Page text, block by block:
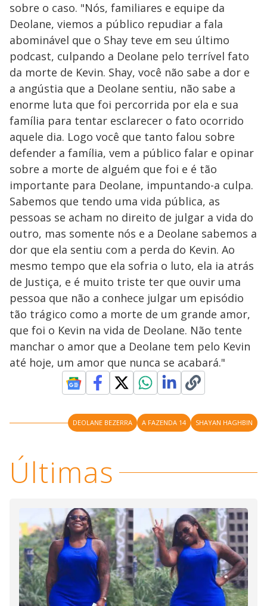
sobre o caso. "Nós, familiares e equipe da
Deolane, viemos a público repudiar a fala
abominável que o Shay teve em seu último
podcast, culpando a Deolane pelo terrível fato
da morte de Kevin. Shay, você não sabe a dor e
a angústia que a Deolane sentiu, não sabe a
enorme luta que foi percorrida por ela e sua
família para tentar esclarecer o fato ocorrido
aquele dia. Logo você que tanto falou sobre
defender a família, vem a público falar e opinar
sobre a morte de alguém que foi e é tão
importante para Deolane, impuntando-a culpa.
Sabemos que tendo uma vida pública, as
pessoas se acham no direito de julgar a vida do
outro, mas somente nós e a Deolane sabemos a
dor que ela sentiu com a perda do Kevin. Ao
mesmo tempo que ela sofria o luto, ela ia atrás
de Justiça, e é muito triste ter que ouvir uma
pessoa que não a conhece julgar um episódio
tão trágico como a morte de um grande amor,
que foi o Kevin na vida de Deolane. Não tente
manchar o amor que a Deolane tem pelo Kevin
até hoje, um amor que nunca se acabará."
DEOLANE BEZERRA A FAZENDA 14 SHAYAN HAGHBIN
Últimas